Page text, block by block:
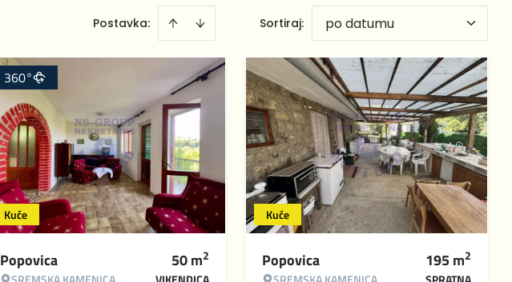
Postavka: Sortiraj: po datumu
Kuće
360°
Popovica 50m2
Kuće
Popovica 195m2